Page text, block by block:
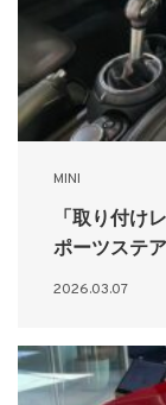
MINI
「取り付け
ポーツステ
2026.03.07